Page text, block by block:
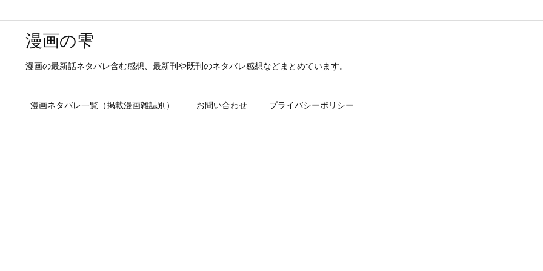
漫画の雫
漫画の最新話ネタバレ含む感想、最新刊や既刊のネタバレ感想などまとめています。
漫画ネタバレ一覧（掲載漫画雑誌別） お問い合わせ プライバシーポリシー